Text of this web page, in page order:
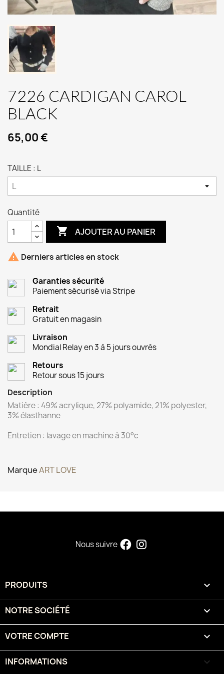
7226 CARDIGAN CAROL
BLACK
65,00 €
TAILLE : L
Quantité
 AJOUTER AU PANIER
 Derniers articles en stock
Garanties sécurité
Paiement sécurisé via Stripe
Retrait
Gratuit en magasin
Livraison
Mondial Relay en 3 à 5 jours ouvrés
Retours
Retour sous 15 jours
Description
Matière : 49% acrylique, 27% polyamide, 21% polyester,
3% élasthanne
Entretien : lavage en machine à 30°c
MarqueART LOVE
Nous suivre
PRODUITS 
NOTRE SOCIÉTÉ 
VOTRE COMPTE 
INFORMATIONS keyboard_arrow_down